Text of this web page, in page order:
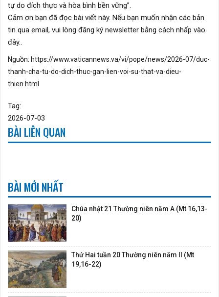
tự do đích thực và hòa bình bền vững”.
Cảm ơn bạn đã đọc bài viết này. Nếu bạn muốn nhận các bản
tin qua email, vui lòng đăng ký newsletter bằng cách nhấp vào
đây.
Nguồn: https://www.vaticannews.va/vi/pope/news/2026-07/duc-
thanh-cha-tu-do-dich-thuc-gan-lien-voi-su-that-va-dieu-
thien.html
Tag:
2026-07-03
BÀI LIÊN QUAN
BÀI MỚI NHẤT
Chúa nhật 21 Thường niên năm A (Mt 16,13-
20)
Thứ Hai tuần 20 Thường niên năm II (Mt
19,16-22)